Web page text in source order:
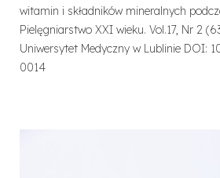
witamin i składników mineralnych
Pielęgniarstwo XXI wieku. Vol.17, Nr 2
Uniwersytet Medyczny w Lublinie DOI:
0014